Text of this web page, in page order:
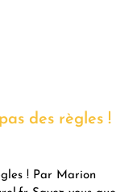
des règles !
! Par Marion